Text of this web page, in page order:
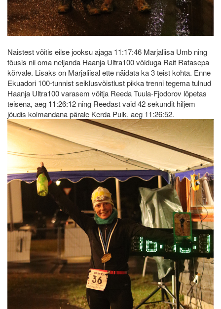
Naistest võitis eilse jooksu ajaga 11:17:46 Marjaliisa Umb ning
tõusis nii oma neljanda Haanja Ultra100 võiduga Rait Ratasepa
kõrvale. Lisaks on Marjaliisal ette näidata ka 3 teist kohta. Enne
Ekuadori 100-tunnist seiklusvõistlust pikka trenni tegema tulnud
Haanja Ultra100 varasem võitja Reeda Tuula-Fjodorov lõpetas
teisena, aeg 11:26:12 ning Reedast vaid 42 sekundit hiljem
jõudis kolmandana pärale Kerda Pulk, aeg 11:26:52.